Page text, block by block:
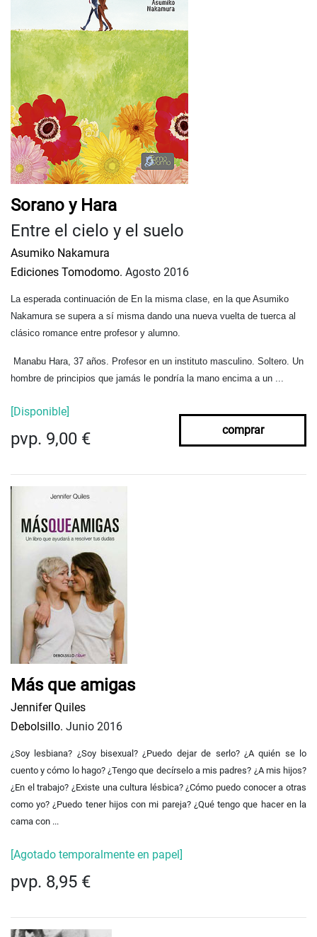
Sorano y Hara
Entre el cielo y el suelo
Asumiko Nakamura
Ediciones Tomodomo. Agosto 2016
La esperada continuación de En la misma clase, en la que Asumiko
Nakamura se supera a sí misma dando una nueva vuelta de tuerca al
clásico romance entre profesor y alumno.
Manabu Hara, 37 años. Profesor en un instituto masculino. Soltero. Un
hombre de principios que jamás le pondría la mano encima a un ...
[Disponible]
pvp. 9,00 € comprar
Más que amigas
Jennifer Quiles
Debolsillo. Junio 2016
¿Soy lesbiana? ¿Soy bisexual? ¿Puedo dejar de serlo? ¿A quién se lo
cuento y cómo lo hago? ¿Tengo que decírselo a mis padres? ¿A mis hijos?
¿En el trabajo? ¿Existe una cultura lésbica? ¿Cómo puedo conocer a otras
como yo? ¿Puedo tener hijos con mi pareja? ¿Qué tengo que hacer en la
cama con ...
[Agotado temporalmente en papel]
pvp. 8,95 €